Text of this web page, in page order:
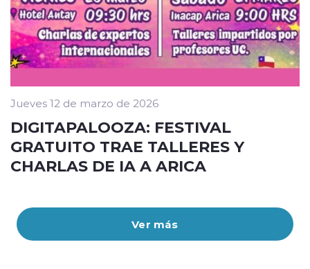
Ver más
Jueves 12 de marzo de 2026
DIGITAPALOOZA: FESTIVAL
GRATUITO TRAE TALLERES Y
CHARLAS DE IA A ARICA